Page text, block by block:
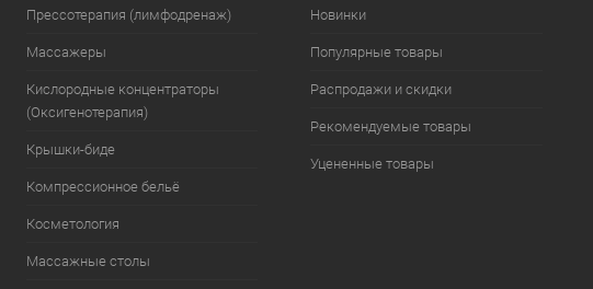
Прессотерапия (лимфодренаж)
Массажеры
Кислородные концентраторы
(Оксигенотерапия)
Крышки-биде
Компрессионное бельё
Косметология
Массажные столы
Новинки
Популярные товары
Распродажи и скидки
Рекомендуемые товары
Уцененные товары